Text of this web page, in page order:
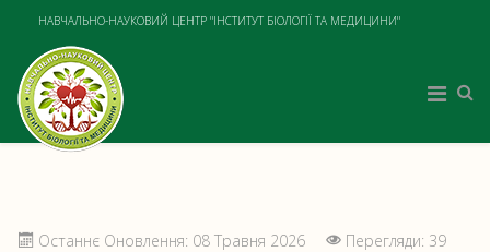
НАВЧАЛЬНО-НАУКОВИЙ ЦЕНТР "ІНСТИТУТ БІОЛОГІЇ ТА МЕДИЦИНИ"
Останнє Оновлення: 08 Травня 2026 Перегляди: 39